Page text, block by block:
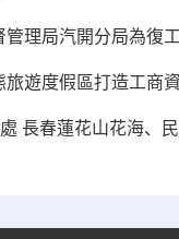
理局汽開分局為復
旅遊度假區打造工商
長春蓮花山花海、